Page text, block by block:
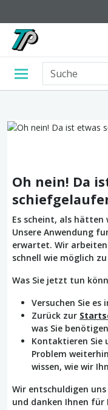
Oh nein! Da
Es scheint, als hätten
Unsere Anwendung
erwartet. Wir
schnell wie möglich
Was Sie jetzt tun
Versuchen Sie
Zurück zur
was Sie
Kontaktieren Sie
Problem
wissen, wie wir
Wir entschuldigen
und danken Ihnen für